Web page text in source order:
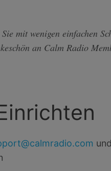
mit wenigen einfachen
an Calm Radio